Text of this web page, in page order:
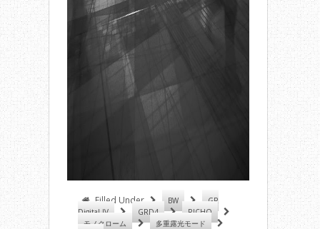
Filled Under BW
GR
Digital IV
GRD4
RICHO
モノクローム
多重露光モード